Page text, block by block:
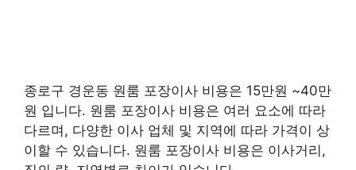
종로구 경운동 원룸 포장이사 비용은 15만원 ~40만
원 입니다. 원룸 포장이사 비용은 여러 요소에 따라
다르며, 다양한 이사 업체 및 지역에 따라 가격이 상
이할 수 있습니다. 원룸 포장이사 비용은 이사거리,